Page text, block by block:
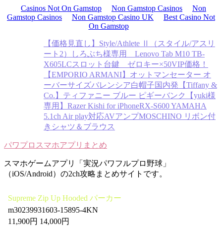
Casinos Not On Gamstop Non Gamstop Casinos
Non
Gamstop Casinos
Non Gamstop Casino UK
Best Casino Not
On Gamstop
【価格見直し】Style/Athlete Ⅱ（スタイル/アスリ
ート2）
しろぶち様専用 Lenovo Tab M10 TB-
X605LCスロット台鍵 ゼロキー×50VIP価格！
【EMPORIO ARMANI】オットマンセーター オ
ーバーサイズバレンシア白帽子国内発【Tiffany &
Co.】ティファニー ブルー ピギーバンク
【yuki様
専用】Razer Kishi for iPhoneRX-S600 YAMAHA
5.1ch Air play対応AVアンプMOSCHINO リボン付
きシャツ＆ブラウス
パワプロスマホアプリまとめ
スマホゲームアプリ「実況パワフルプロ野球」
（iOS/Android）の2ch攻略まとめサイトです。
Supreme Zip Up Hooded パーカー
m30239931603-15895-4KN
11,900円 14,000円